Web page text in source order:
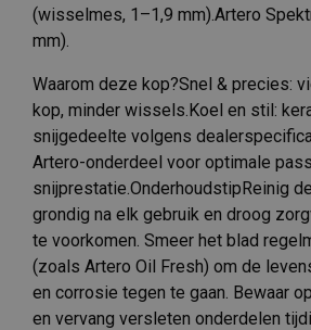
(wisselmes, 1–1,9 mm).Artero
mm).
Waarom deze kop?Snel & precies:
kop, minder wissels.Koel en stil:
snijgedeelte volgens
Artero-onderdeel voor optimale
snijprestatie.OnderhoudstipReinig
grondig na elk gebruik en droog
te voorkomen. Smeer het blad
(zoals Artero Oil Fresh) om de
en corrosie tegen te gaan. Bewaar
en vervang versleten onderdelen